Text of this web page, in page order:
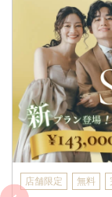
無料 完全予約制